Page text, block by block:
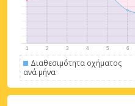
Διαθεσιμότητα οχήματος
ανά μήνα